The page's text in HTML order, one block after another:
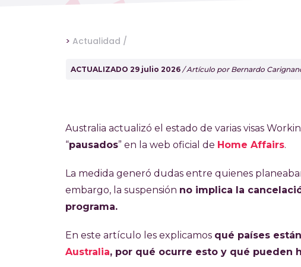
> Actualidad /
ACTUALIZADO 29 julio 2026 / Artículo por Bernardo
Australia actualizó el estado de varias visas
“pausados” en la web oficial de Home Affairs.
La medida generó dudas entre quienes
embargo, la suspensión no implica la
programa.
En este artículo les explicamos qué países
Australia, por qué ocurre esto y qué pueden